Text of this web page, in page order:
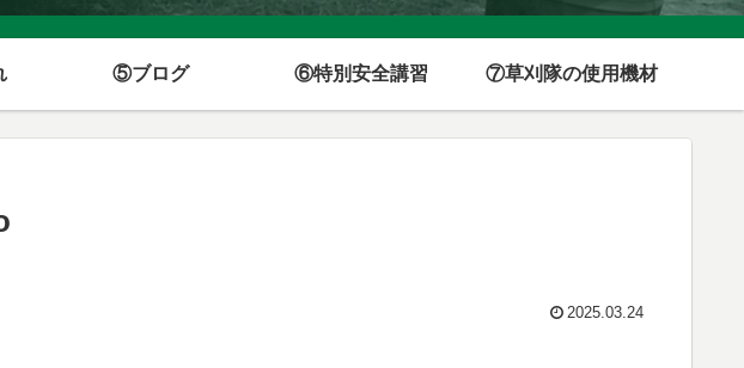
⑤ブログ ⑥特別安全講習 ⑦草刈隊の使用機材
2025.03.24